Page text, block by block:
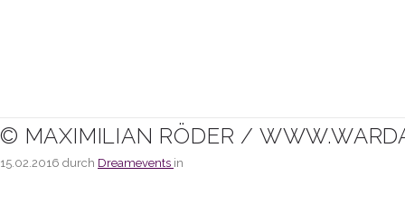
© MAXIMILIAN RÖDER /
15.02.2016 durch Dreamevents in